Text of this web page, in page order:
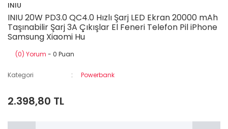
INIU
INIU 20W PD3.0 QC4.0 Hızlı Şarj LED Ekran 20000 mAh
Taşınabilir Şarj 3A Çıkışlar El Feneri Telefon Pil iPhone
Samsung Xiaomi Hu
(0) Yorum - 0 Puan
Kategori Powerbank
2.398,80 TL